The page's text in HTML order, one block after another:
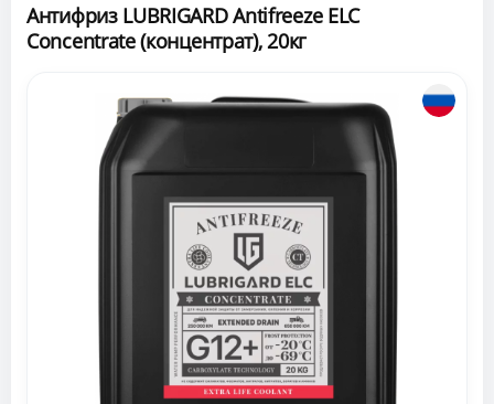
Антифриз LUBRIGARD Antifreeze ELC
Concentrate (концентрат), 20кг